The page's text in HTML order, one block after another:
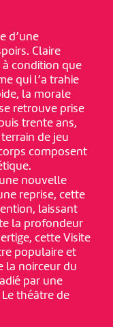
d’une
Claire
condition que
qui l’a trahie
la morale
retrouve prise
trente ans,
de jeu
composent
nouvelle
reprise, cette
laissant
la profondeur
cette Visite
populaire et
la noirceur du
par une
théâtre de